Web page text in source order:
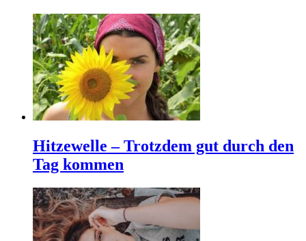
Hitzewelle – Trotzdem gut durch den
Tag kommen